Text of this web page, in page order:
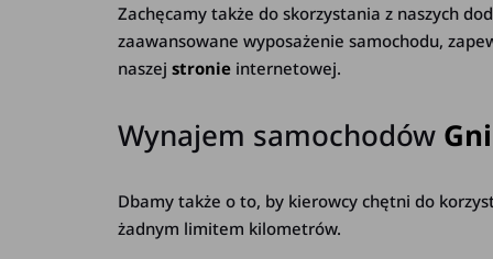
Zachęcamy także do skorzystania z naszych
zaawansowane wyposażenie samochodu,
naszejstronie internetowej.
Wynajem samochodów
Dbamy także o to, by kierowcy chętni do
żadnym limitem kilometrów.